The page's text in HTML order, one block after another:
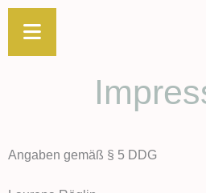
Zum
Inhalt
Angaben gemäß § 5 DDG